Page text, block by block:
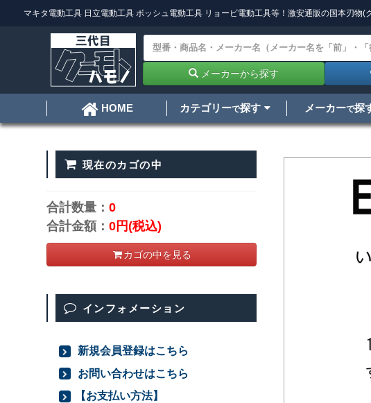
マキタ電動工具 日立電動工具 ボッシュ電動工具 リョービ電動工具等！激安通販の国本刃物(
メーカーから探す
HOME カテゴリーで探す メーカーで探
現在のカゴの中
合計数量：0
合計金額：0円(税込)
カゴの中を見る
インフォメーション
新規会員登録はこちら
お問い合わせはこちら
【お支払い方法】